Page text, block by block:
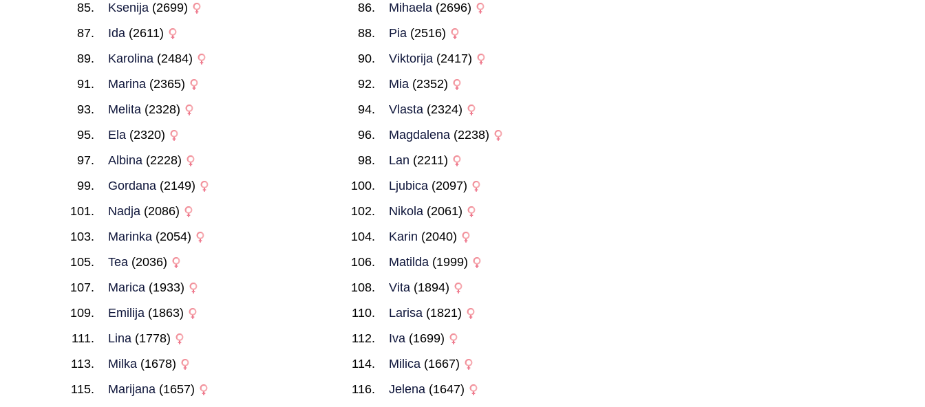
Ksenija (2699) Mihaela(2696)
Ida (2611) Pia(2516)
Karolina (2484) Viktorija(2417)
Marina (2365) Mia(2352)
Melita (2328) Vlasta(2324)
Ela (2320) Magdalena(2238)
Albina (2228) Lan (2211)
Gordana (2149) Ljubica(2097)
Nadja (2086) Nikola(2061)
Marinka (2054) Karin (2040)
Tea (2036) Matilda(1999)
Marica (1933) Vita(1894)
Emilija (1863) Larisa(1821)
Lina (1778) Iva(1699)
Milka (1678) Milica(1667)
Marijana (1657) Jelena(1647)